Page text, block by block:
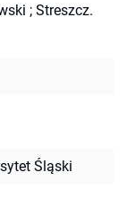
; Streszcz.
Śląski